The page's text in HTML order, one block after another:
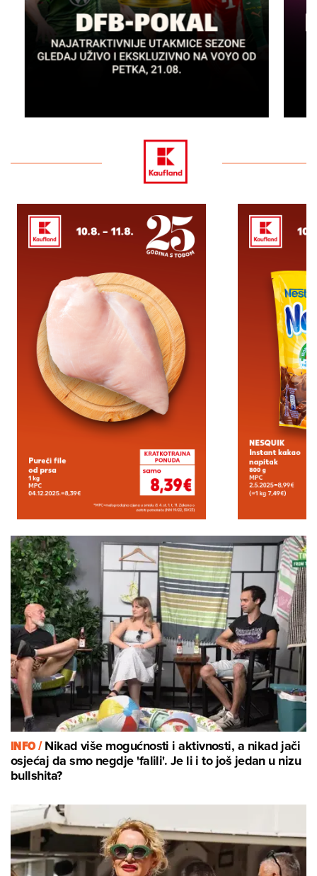
INFO /Nikad više mogućnosti i aktivnosti, a nikad jači
osjećaj da smo negdje 'falili'. Je li i to još jedan u nizu
bullshita?